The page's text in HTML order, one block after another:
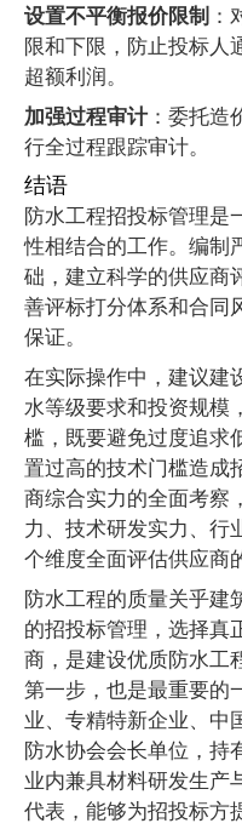
设置不平衡报价限制
限和下限，防止投标人
超额利润。
加强过程审计：委托造
行全过程跟踪审计。
结语
防水工程招投标管理是
性相结合的工作。编制
础，建立科学的供应商
善评标打分体系和合同
保证。
在实际操作中，建议建
水等级要求和投资规模
槛，既要避免过度追求
置过高的技术门槛造成
商综合实力的全面考察
力、技术研发实力、行
个维度全面评估供应商
防水工程的质量关乎建
的招投标管理，选择真
商，是建设优质防水工
第一步，也是最重要的
业、专精特新企业、中
防水协会会长单位，持
业内兼具材料研发生产
代表，能够为招投标方